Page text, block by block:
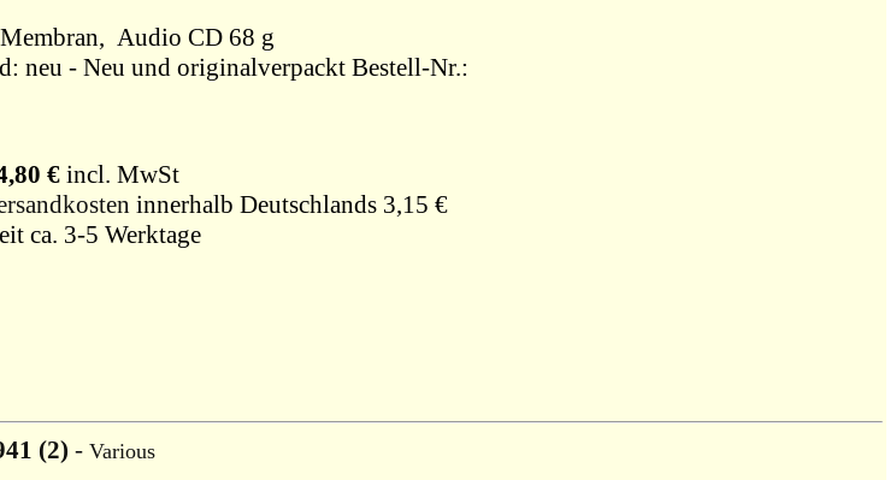
2012, Membran, Audio CD 68 g
neu - Neu und originalverpackt Bestell-Nr.:
€ incl. MwSt
innerhalb Deutschlands 3,15 €
ca. 3-5 Werktage
(2) - Various